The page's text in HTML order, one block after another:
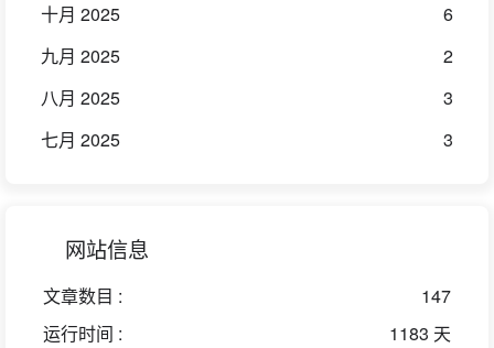
十月 2025
6
九月 2025
2
八月 2025
3
七月 2025
3
网站信息
文章数目 :
147
运行时间 :
1183 天